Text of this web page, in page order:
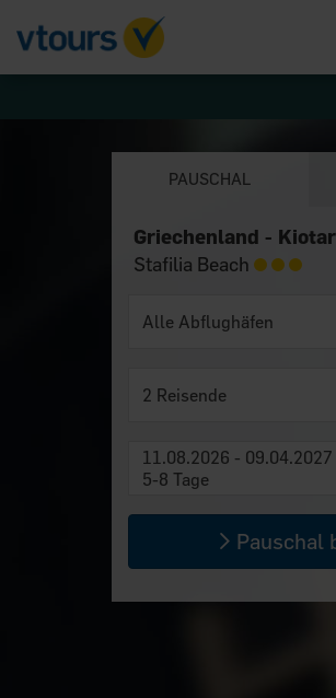
PAUSCHAL
Griechenland -
Stafilia Beach
2 Reisende
11.08.2026 - 09.04.2027
5-8 Tage
Pauschal